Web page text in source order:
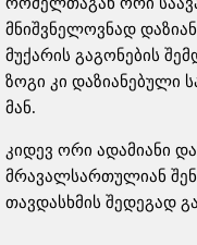
რომელთაგან ორი
მნიშვნელოვნად
მუქარის გაგონების
ზოგი კი დაზიანებული
მან.
კიდევ ორი ​​ადამიანი
მრავალსართულიან
თავდასხმის შედეგად